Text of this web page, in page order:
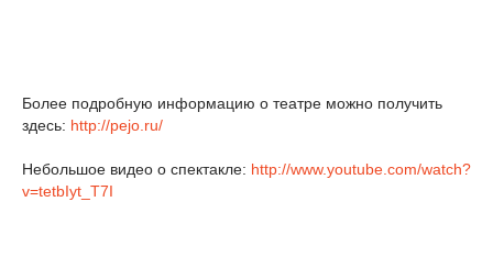
Более подробную информацию о театре можно получить
здесь: http://pejo.ru/
Небольшое видео о спектакле: http://www.youtube.com/watch?
v=tetbIyt_T7I